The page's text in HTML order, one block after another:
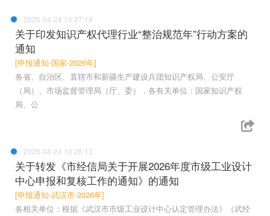
2026-04-24 10:27:18
关于印发知识产权代理行业“整治规范年”行动方案的
通知
[申报通知-国家-2026年]
各省、自治区、直辖市和新疆生产建设兵团知识产权局、公安厅
（局）、市场监督管理局（厅、委），各有关单位：国家知识产权
局、公
2026-04-24 10:26:13
关于转发《市经信局关于开展2026年度市级工业设计
中心申报和复核工作的通知》的通知
[申报通知-武汉市-2026年]
各相关单位：根据《武汉市市级工业设计中心认定管理办法》（武经